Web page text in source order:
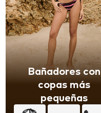
Bañadores con
copas más
pequeñas